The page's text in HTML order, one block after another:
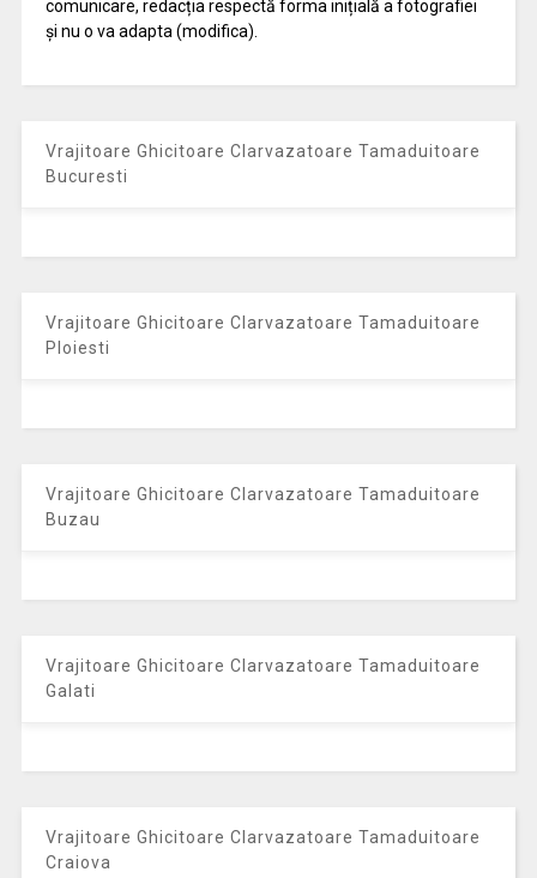
comunicare, redacția respectă forma inițială a fotografiei
și nu o va adapta (modifica).
Vrajitoare Ghicitoare Clarvazatoare Tamaduitoare
Bucuresti
Vrajitoare Ghicitoare Clarvazatoare Tamaduitoare
Ploiesti
Vrajitoare Ghicitoare Clarvazatoare Tamaduitoare
Buzau
Vrajitoare Ghicitoare Clarvazatoare Tamaduitoare
Galati
Vrajitoare Ghicitoare Clarvazatoare Tamaduitoare
Craiova